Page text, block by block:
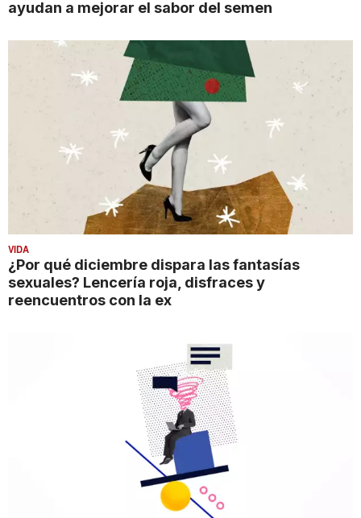
ayudan a mejorar el sabor del semen
VIDA
¿Por qué diciembre dispara las fantasías
sexuales? Lencería roja, disfraces y
reencuentros con la ex